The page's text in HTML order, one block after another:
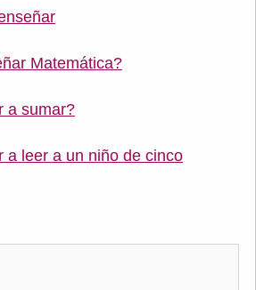
Matemática?
a sumar?
a leer a un niño de cinco